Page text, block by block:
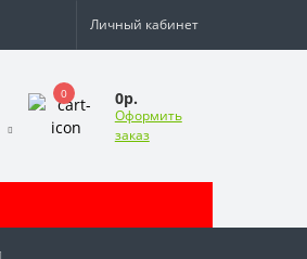
Личный кабинет
0 0р.
Оформить
заказ